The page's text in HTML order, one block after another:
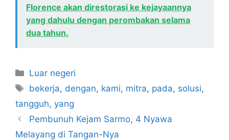
Florence akan direstorasi ke kejayaannya
yang dahulu dengan perombakan selama
dua tahun.
Kategori
Luar negeri
Tag
bekerja, dengan, kami, mitra, pada, solusi,
tangguh, yang
Pembunuh Kejam Sarmo, 4 Nyawa
Melayang di Tangan-Nya